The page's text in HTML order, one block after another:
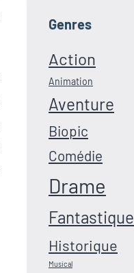
Genres
Action
Animation
Aventure
Biopic
Comédie
Drame
Fantastique
Historique
Musical